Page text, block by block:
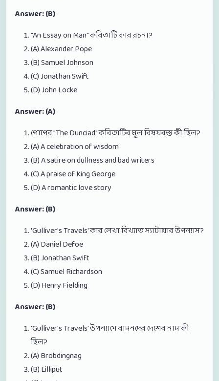
Answer: (B)
"An Essay on Man" কবিতাটি কার রচনা?
(A) Alexander Pope
(B) Samuel Johnson
(C) Jonathan Swift
(D) John Locke
Answer: (A)
পোপের "The Dunciad" কবিতাটির মূল বিষয়বস্তু কী ছিল?
(A) A celebration of wisdom
(B) A satire on dullness and bad writers
(C) A praise of King George
(D) A romantic love story
Answer: (B)
'Gulliver's Travels' কার লেখা বিখ্যাত স্যাটায়ার উপন্যাস?
(A) Daniel Defoe
(B) Jonathan Swift
(C) Samuel Richardson
(D) Henry Fielding
Answer: (B)
'Gulliver's Travels' উপন্যাসে বামনদের দেশের নাম কী
ছিল?
(A) Brobdingnag
(B) Lilliput